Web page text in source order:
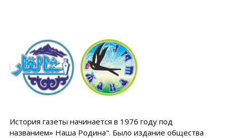
История газеты начинается в 1976 году под
названием» Наша Родина". Было издание общества